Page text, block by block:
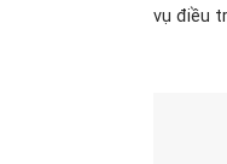
vụ điều